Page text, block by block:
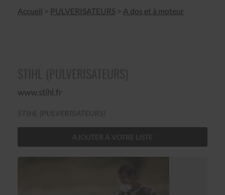
Accueil > PULVERISATEURS > A dos et à moteur
www.stihl.fr
AJOUTER À VOTRE LISTE